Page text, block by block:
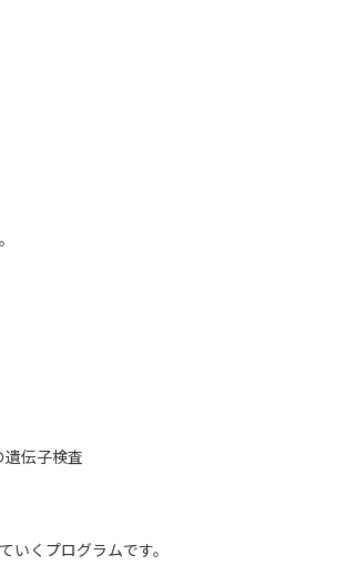
伝子検査
くプログラムです。